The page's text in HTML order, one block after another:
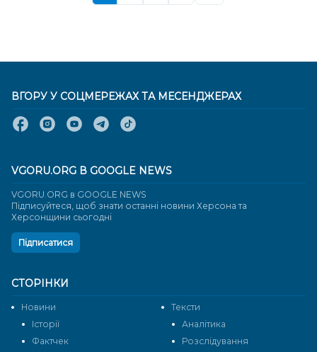
СТОРІНКИ
Новини
Тексти
Історії
Аналітика
Фактчек
Розслідування
ВГОРУ У СОЦМЕРЕЖАХ ТА МЕСЕНДЖЕРАХ
VGORU.ORG В GOOGLE NEWS
VGORU.ORG в GOOGLE NEWS
Підписуйтеся, щоб знати останні новини Херсона та
Херсонщини сьогодні
Підписатися